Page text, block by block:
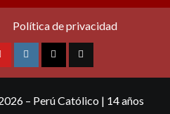
Política de privacidad
Instagram
X TikTok
– Perú Católico | 14 años